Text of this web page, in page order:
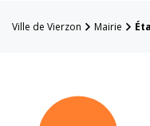
Ville de Vierzon Mairie